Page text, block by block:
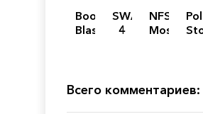
Boom
Blaster
SWAT
4
NFS
Most
Всего комментариев: